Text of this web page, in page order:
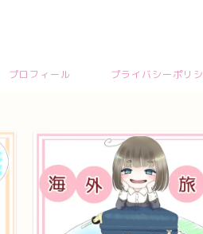
プロフィール プライバシーポリ